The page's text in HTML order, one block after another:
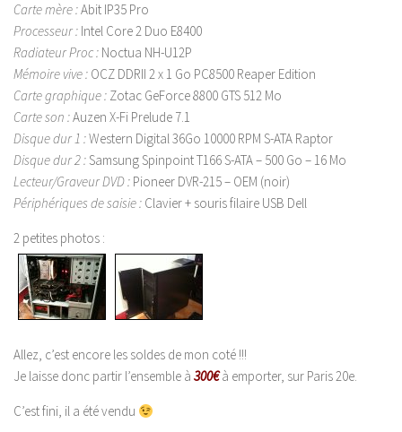
Carte mère :Abit IP35 Pro
Processeur : Intel Core 2 Duo E8400
Radiateur Proc : Noctua NH-U12P
Mémoire vive : OCZ DDRII 2 x 1 Go PC8500 Reaper Edition
Carte graphique : Zotac GeForce 8800 GTS 512 Mo
Carte son :Auzen X-Fi Prelude 7.1
Disque dur 1 :Western Digital 36Go 10000 RPM S-ATA Raptor
Disque dur 2 :Samsung Spinpoint T166 S-ATA – 500 Go – 16 Mo
Lecteur/Graveur DVD : Pioneer DVR-215 – OEM (noir)
Périphériques de saisie : Clavier + souris filaire USB Dell
2 petites photos :
Allez, c’est encore les soldes de mon coté !!!
Je laisse donc partir l’ensemble à 300€à emporter, sur Paris 20e.
C’est fini, il a été vendu